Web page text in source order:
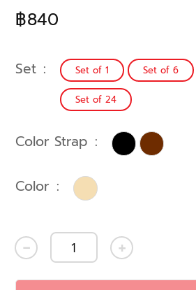
฿840
Set Set of 1 Set of 6
Set of 24
Color
Color Strap